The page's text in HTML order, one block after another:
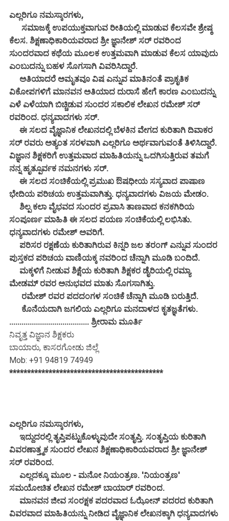
ಎಲ್ಲರಿಗೂ ನಮಸ್ಕಾರಗಳು,
ಸಮಾಜಕ್ಕೆ ಉಪಯುಕ್ತವಾಗುವ ರೀತಿಯಲ್ಲಿ ಮಾಡುವ ಕೆಲಸವೇ ಶ್ರೇಷ್ಠ
ಕೆಲಸ. ಶಿಕ್ಷಣಾಧಿಕಾರಿಯವರಾದ ಶ್ರೀ ಜ್ಞಾನೇಶ್ ಸರ್ ರವರಿಂದ
ಸುಂದರವಾದ ಕಥೆಯ ಮೂಲಕ ಉತ್ತಮವಾಗಿ ಮಾಡುವ ಕೆಲಸ ಯಾವುದು
ಎಂಬುದನ್ನು ಬಹಳ ಸೊಗಸಾಗಿ ವಿವರಿಸಿದ್ದಾರೆ.
ಅತಿಯಾದರೆ ಅಮೃತವೂ ವಿಷ ಎನ್ನುವ ಮಾತಿನಂತೆ ಪ್ರಾಕೃತಿಕ
ವಿಕೋಪಗಳಿಗೆ ಮಾನವನ ಅತಿಯಾದ ದುರಾಸೆ ಹೇಗೆ ಕಾರಣ ಎಂಬುದನ್ನು
ಎಳೆ ಎಳೆಯಾಗಿ ಬಿಚ್ಚಿಡುವ ಸುಂದರ ಸಕಾಲಿಕ ಲೇಖನ ರಮೇಶ್ ಸರ್
ರವರಿಂದ. ಧನ್ಯವಾದಗಳು ಸರ್.
ಈ ಸಲದ ವೈಜ್ಞಾನಿಕ ಲೇಖನದಲ್ಲಿ ಬೆಳಕಿನ ವೇಗದ ಕುರಿತಾಗಿ ದಿವಾಕರ
ಸರ್ ರವರು ಅತ್ಯಂತ ಸರಳವಾಗಿ ಎಲ್ಲರಿಗೂ ಅರ್ಥವಾಗುವಂತೆ ತಿಳಿಸಿದ್ದಾರೆ.
ವಿಜ್ಞಾನ ಶಿಕ್ಷಕರಿಗೆ ಉತ್ತಮವಾದ ಮಾಹಿತಿಯನ್ನು ಒದಗಿಸುತ್ತಿರುವ ತಮಗೆ
ನನ್ನ ಹೃತ್ಪೂರ್ವಕ ನಮನಗಳು ಸರ್.
ಈ ಸಲದ ಸಂಚಿಕೆಯಲ್ಲಿ ಪ್ರಮುಖ ಔಷಧೀಯ ಸಸ್ಯವಾದ ಪಾಷಾಣ
ಭೇದಿಯ ಪರಿಚಯ ಉತ್ತಮವಾಗಿತ್ತು. ಧನ್ಯವಾದಗಳು ವಿಜಯ ಮೇಡಂ.
ಶಿಲ್ಪ ಕಲಾ ವೈಭವದ ಸುಂದರ ಪ್ರವಾಸಿ ತಾಣವಾದ ಕನಕಗಿರಿಯ
ಸಂಪೂರ್ಣ ಮಾಹಿತಿ ಈ ಸಲದ ಪಯಣ ಸಂಚಿಕೆಯಲ್ಲಿ ಲಭಿಸಿತು.
ಧನ್ಯವಾದಗಳು ರಮೇಶ್ ಅವರಿಗೆ.
ಪರಿಸರ ರಕ್ಷಣೆಯ ಕುರಿತಾಗಿರುವ ಕಿನ್ನರಿ ಜಲ ತರಂಗ್ ಎನ್ನುವ ಸುಂದರ
ಪುಸ್ತಕದ ಪರಿಚಯ ವಾಣಿಯಕ್ಕ ನವರಿಂದ ಚೆನ್ನಾಗಿ ಮೂಡಿ ಬಂದಿದೆ.
ಮಕ್ಕಳಿಗೆ ನೀಡುವ ಶಿಕ್ಷೆಯ ಕುರಿತಾಗಿ ಶಿಕ್ಷಕರ ಡೈರಿಯಲ್ಲಿ ರಮ್ಯಾ
ಮೇಡಮ್ ರವರ ಅನುಭವದ ಮಾತು ಸೊಗಸಾಗಿತ್ತು.
ರಮೇಶ್ ರವರ ಪದದಂಗಳ ಸಂಚಿಕೆ ಚೆನ್ನಾಗಿ ಮೂಡಿ ಬರುತ್ತಿದೆ.
ಕೊನೆಯದಾಗಿ ಜಗಲಿಯ ಎಲ್ಲರಿಗೂ ಮನದಾಳದ ಕೃತಜ್ಞತೆಗಳು.
....................................... ಶ್ರೀರಾಮ ಮೂರ್ತಿ
ನಿವೃತ್ತ ವಿಜ್ಞಾನ ಶಿಕ್ಷಕರು
ಬಾಯಾರು, ಕಾಸರಗೋಡು ಜಿಲ್ಲೆ
Mob: +91 94819 74949
*******************************************
ಎಲ್ಲರಿಗೂ ನಮಸ್ಕಾರಗಳು,
ಇದ್ದುದರಲ್ಲಿ ತೃಪ್ತಿಪಟ್ಟುಕೊಳ್ಳುವುದೇ ಸಂತೃಪ್ತಿ. ಸಂತೃಪ್ತಿಯ ಕುರಿತಾಗಿ
ವಿವರಣಾತ್ತ್ಮಕ ಸುಂದರ ಲೇಖನ ಶಿಕ್ಷಣಾಧಿಕಾರಿಯವರಾದ ಶ್ರೀ ಜ್ಞಾನೇಶ್
ಸರ್ ರವರಿಂದ.
ಎಲ್ಲದಕ್ಕೂ ಮೂಲ - ಮನೋ ನಿಯಂತ್ರಣ. 'ನಿಯಂತ್ರಣ'
ಸಮಯೋಚಿತ ಲೇಖನ ರಮೇಶ್ ಬಾಯಾರ್ ರವರಿಂದ.
ಮಾನವನ ಜೀವ ಸಂರಕ್ಷಕ ಪದರವಾದ ಓಝೋನ್ ಪದರದ ಕುರಿತಾಗಿ
ವಿವರವಾದ ಮಾಹಿತಿಯನ್ನು ನೀಡಿದ ವೈಜ್ಞಾನಿಕ ಲೇಖನಕ್ಕಾಗಿ ಧನ್ಯವಾದಗಳು